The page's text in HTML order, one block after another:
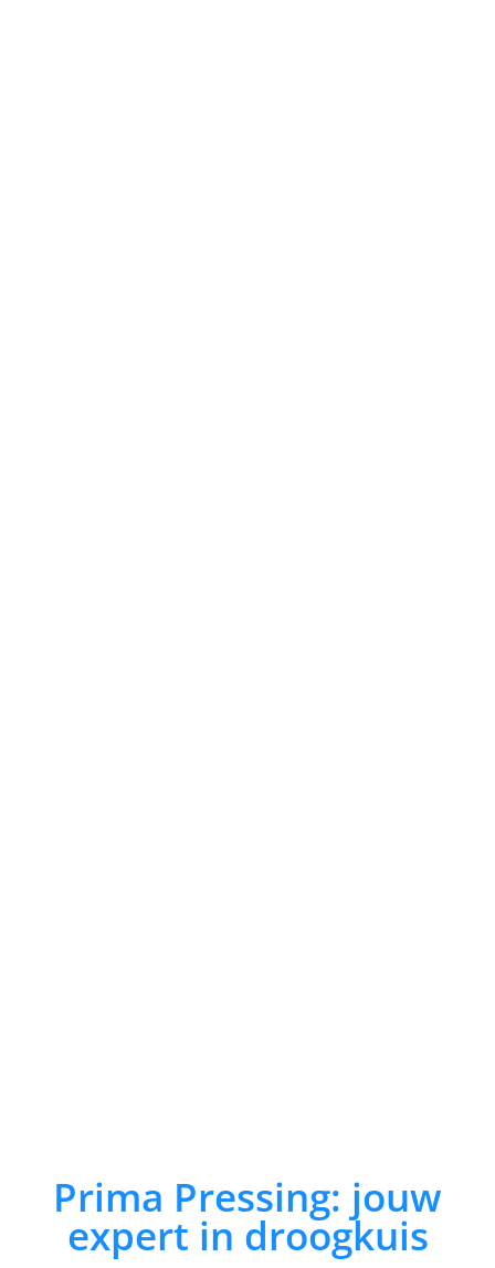
Prima Pressing: jouw
expert in droogkuis